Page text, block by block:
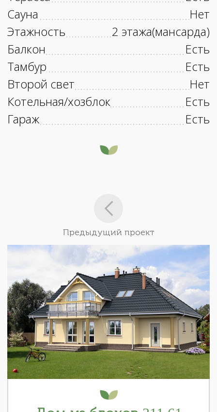
Сауна
Нет
Этажность
2 этажа(мансарда)
Балкон
Есть
Тамбур
Есть
Второй свет
Нет
Котельная/хозблок
Есть
Гараж
Есть
Предыдущий проект